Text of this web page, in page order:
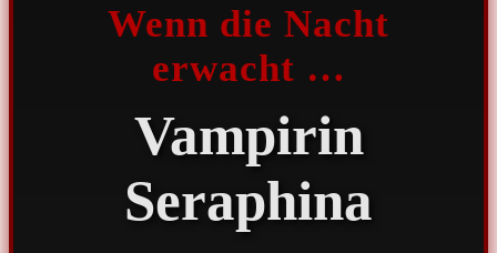
Wenn die Nacht
erwacht …
Vampirin
Seraphina